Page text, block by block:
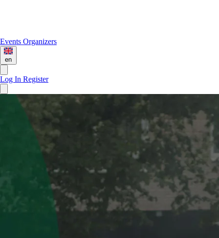
Events Organizers
en
Log In Register